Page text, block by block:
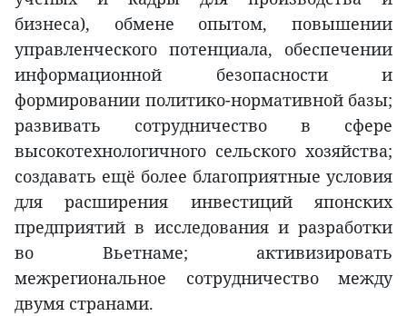
бизнеса), обмене опытом, повышении
управленческого потенциала, обеспечении
информационной безопасности и
формировании политико-нормативной базы;
развивать сотрудничество в сфере
высокотехнологичного сельского хозяйства;
создавать ещё более благоприятные условия
для расширения инвестиций японских
предприятий в исследования и разработки
во Вьетнаме; активизировать
межрегиональное сотрудничество между
двумя странами.